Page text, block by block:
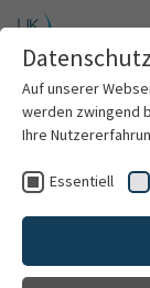
Willkommen
Über uns
Mund-, Kiefer-
Auf unserer
werden zwingend
Ihre
Essentiell